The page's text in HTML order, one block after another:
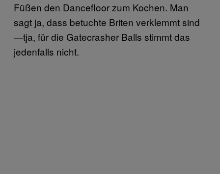
Füßen den Dancefloor zum Kochen. Man
sagt ja, dass betuchte Briten verklemmt sind
—tja, für die Gatecrasher Balls stimmt das
jedenfalls nicht.